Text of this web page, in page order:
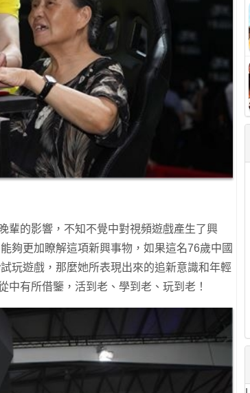
輩的影響，不知不覺中對視頻遊戲產生了興
夠更加瞭解這項新興事物，如果這名76歲中國
玩遊戲，那麼她所表現出來的追新意識和年輕
中有所借鑒，活到老、學到老、玩到老！